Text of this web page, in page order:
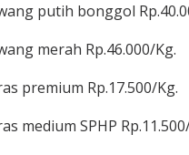
putih bonggol
merah Rp.46.000/Kg.
premium Rp.17.500/Kg.
medium SPHP